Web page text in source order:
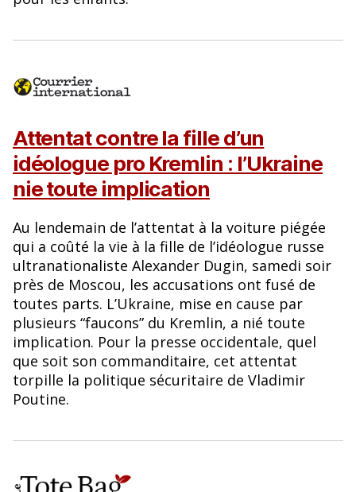
Attentat contre la fille d’un
idéologue pro Kremlin : l’Ukraine
nie toute implication
Au lendemain de l’attentat à la voiture piégée
qui a coûté la vie à la fille de l’idéologue russe
ultranationaliste Alexander Dugin, samedi soir
près de Moscou, les accusations ont fusé de
toutes parts. L’Ukraine, mise en cause par
plusieurs “faucons” du Kremlin, a nié toute
implication. Pour la presse occidentale, quel
que soit son commanditaire, cet attentat
torpille la politique sécuritaire de Vladimir
Poutine.